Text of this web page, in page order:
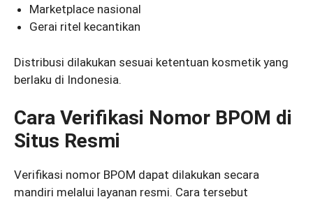
Marketplace nasional
Gerai ritel kecantikan
Distribusi dilakukan sesuai ketentuan kosmetik yang
berlaku di Indonesia.
Cara Verifikasi Nomor BPOM di
Situs Resmi
Verifikasi nomor BPOM dapat dilakukan secara
mandiri melalui layanan resmi. Cara tersebut